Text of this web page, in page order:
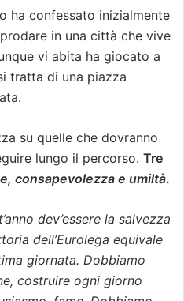
ha confessato inizialmente
in una città che vive
vi abita ha giocato a
tratta di una piazza
su quelle che dovranno
lungo il percorso. Tre
consapevolezza e umiltà.
dev’essere la salvezza
dell’Eurolega equivale
giornata. Dobbiamo
costruire ogni giorno